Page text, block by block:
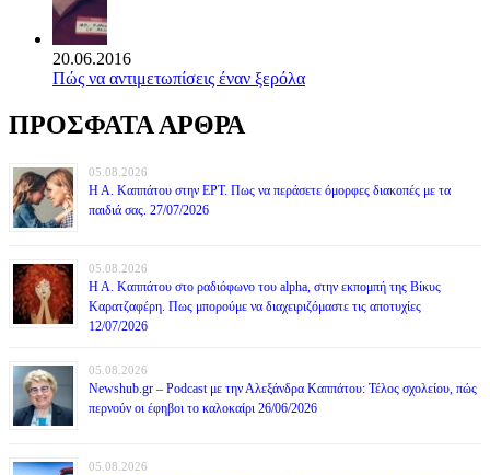
20.06.2016
Πώς να αντιμετωπίσεις έναν ξερόλα
ΠΡΟΣΦΑΤΑ ΑΡΘΡΑ
05.08.2026
Η Α. Καππάτου στην ΕΡΤ. Πως να περάσετε όμορφες διακοπές με τα
παιδιά σας. 27/07/2026
05.08.2026
Η Α. Καππάτου στο ραδιόφωνο του alpha, στην εκπομπή της Βίκυς
Καρατζαφέρη. Πως μπορούμε να διαχειριζόμαστε τις αποτυχίες
12/07/2026
05.08.2026
Newshub.gr – Podcast με την Αλεξάνδρα Καππάτου: Τέλος σχολείου, πώς
περνούν οι έφηβοι το καλοκαίρι 26/06/2026
05.08.2026